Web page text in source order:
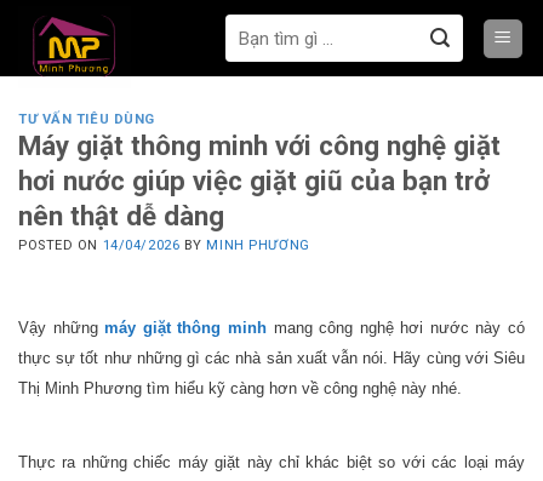
nội
kiếm:
TƯ VẤN TIÊU DÙNG
Máy giặt thông minh với công nghệ giặt
hơi nước giúp việc giặt giũ của bạn trở
nên thật dễ dàng
POSTED ON 14/04/2026 BY MINH PHƯƠNG
Vậy nhữngmáy giặt thông minhmang công nghệ hơi nước này có
thực sự tốt như những gì các nhà sản xuất vẫn nói. Hãy cùng với Siêu
Thị Minh Phương tìm hiểu kỹ càng hơn về công nghệ này nhé.
Thực ra những chiếc máy giặt này chỉ khác biệt so với các loại máy